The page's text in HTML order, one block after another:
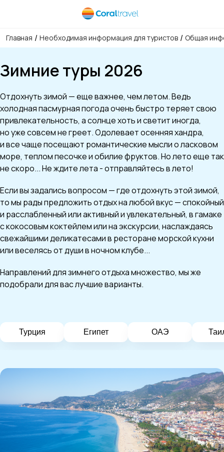
Главная / Необходимая информация для туристов / Общая
Зимние туры 2026
Отдохнуть зимой — еще важнее, чем летом. Ведь
холодная пасмурная погода очень быстро теряет свою
привлекательность, а солнце хоть и светит иногда,
но уже совсем не греет. Одолевает осенняя хандра,
и все чаще посещают романтические мысли о ласковом
море, теплом песочке и обилие фруктов. Но лето еще так
не скоро... Не ждите лета - отправляйтесь в лето!
Если вы задались вопросом — где отдохнуть этой зимой,
то мы рады предложить отдых на любой вкус — спокойный
и расслабленный или активный и увлекательный, в гамаке
с кокосовым коктейлем или на экскурсии, наслаждаясь
свежайшими деликатесами в ресторане морской кухни
или веселясь от души в ночном клубе...
Направлений для зимнего отдыха множество, мы же
подобрали для вас лучшие варианты.
Турция Египет ОАЭ